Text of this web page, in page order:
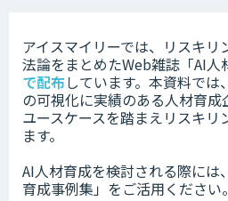
アイスマイリーでは、リスキ
法論をまとめたWeb雑誌「AI人
で配布しています。本資料では
の可視化に実績のある人材育
ユースケースを踏まえリスキリ
ます。
AI人材育成を検討される際には
育成事例集」をご活用ください。